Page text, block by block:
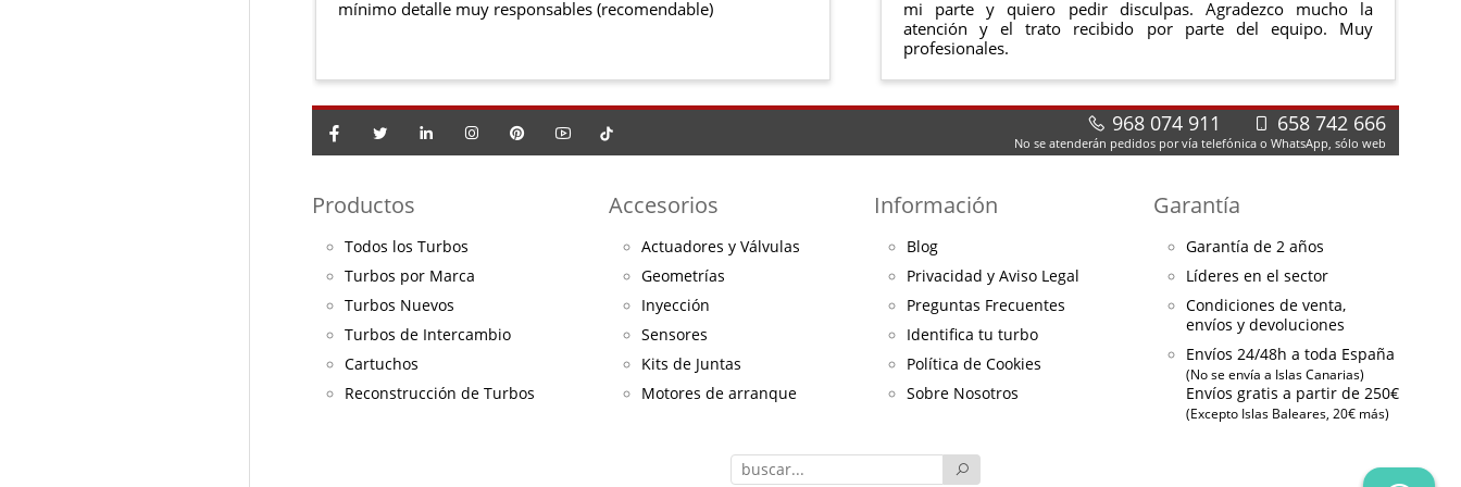
mínimo detalle muy responsables (recomendable)
mi parte y quiero pedir disculpas. Agradezco mucho la
atención y el trato recibido por parte del equipo. Muy
profesionales.
968 074 911 658 742 666
No se atenderán pedidos por vía telefónica o WhatsApp, sólo web
Productos
Todos los Turbos
Turbos por Marca
Turbos Nuevos
Turbos de Intercambio
Cartuchos
Reconstrucción de Turbos
Accesorios
Actuadores y Válvulas
Geometrías
Inyección
Sensores
Kits de Juntas
Motores de arranque
Información
Blog
Privacidad y Aviso Legal
Preguntas Frecuentes
Identifica tu turbo
Política de Cookies
Sobre Nosotros
Garantía
Garantía de 2 años
Líderes en el sector
Condiciones de venta,
envíos y devoluciones
Envíos 24/48h a toda España
(No se envía a Islas Canarias)
Envíos gratis a partir de 250€
(Excepto Islas Baleares, 20€ más)